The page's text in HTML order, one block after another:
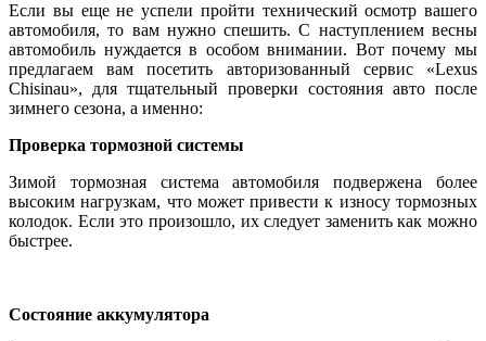
Если вы еще не успели пройти технический осмотр вашего
автомобиля, то вам нужно спешить. С наступлением весны
автомобиль нуждается в особом внимании. Вот почему мы
предлагаем вам посетить авторизованный сервис «Lexus
Chisinau», для тщательный проверки состояния авто после
зимнего сезона, а именно:
Проверка тормозной системы
Зимой тормозная система автомобиля подвержена более
высоким нагрузкам, что может привести к износу тормозных
колодок. Если это произошло, их следует заменить как можно
быстрее.
Состояние аккумулятора